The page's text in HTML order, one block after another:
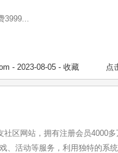
3999...
- 2023-08-05 - 收藏 点
区网站，拥有注册会员4000多
、活动等服务，利用独特的系